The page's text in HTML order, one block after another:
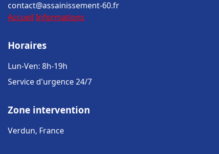
contact@assainissement-60.fr
Accueil Informations
Horaires
Lun-Ven: 8h-19h
Service d'urgence 24/7
Zone intervention
Verdun, France